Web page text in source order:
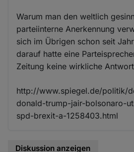
Warum man den weltlich
parteiinterne Anerkennung
sich im Übrigen schon seit
darauf hatte eine
Zeitung keine wirkliche
http://www.spiegel.de/politik/
donald-trump-jair-bolsonaro-
spd-brexit-a-1258403.html
Diskussion anzeigen